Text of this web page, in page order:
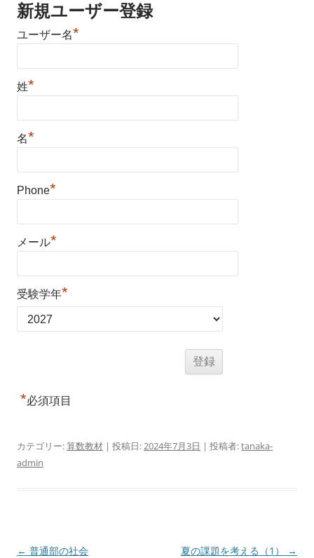
新規ユーザー登録
ユーザー名*
姓*
名*
Phone*
メール*
受験学年*
*必須項目
カテゴリー:算数教材 | 投稿日:2024年7月3日 | 投稿者:tanaka-
admin
投
← 普通部の社会 夏の課題を考える（1） →